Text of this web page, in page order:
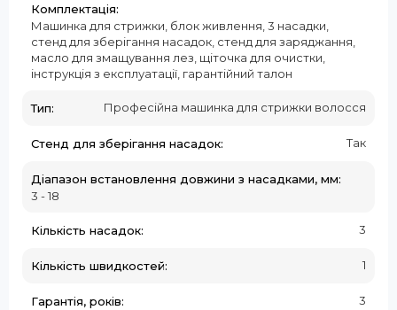
Комплектація:
Машинка для стрижки, блок живлення, 3 насадки,
стенд для зберігання насадок, стенд для заряджання,
масло для змащування лез, щіточка для очистки,
інструкція з експлуатації, гарантійний талон
Тип: Професійна машинка для стрижки волосся
Стенд для зберігання насадок: Так
Діапазон встановлення довжини з насадками, мм:
3 - 18
Кількість насадок: 3
Кількість швидкостей: 1
Гарантія, років: 3